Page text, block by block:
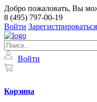
Добро пожаловать, Вы
8 (495) 797-00-19
Войти Зарегистрироваться
Войти
Корзина